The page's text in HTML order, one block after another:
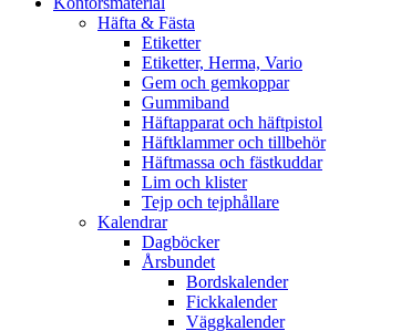
Häfta & Fästa
Etiketter
Etiketter, Herma, Vario
Gem och gemkoppar
Gummiband
Häftapparat och häftpistol
Häftklammer och tillbehör
Häftmassa och fästkuddar
Lim och klister
Tejp och tejphållare
Kalendrar
Dagböcker
Årsbundet
Bordskalender
Fickkalender
Väggkalender